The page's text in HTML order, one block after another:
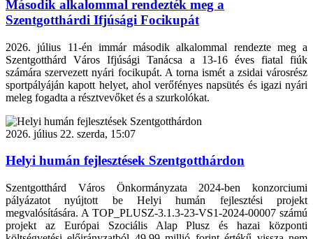
Második alkalommal rendezték meg a
Szentgotthárdi Ifjúsági Focikupát
2026. július 11-én immár második alkalommal rendezte meg a
Szentgotthárd Város Ifjúsági Tanácsa a 13-16 éves fiatal fiúk
számára szervezett nyári focikupát. A torna ismét a zsidai városrész
sportpályáján kapott helyet, ahol verőfényes napsütés és igazi nyári
meleg fogadta a résztvevőket és a szurkolókat.
2026. július 22. szerda, 15:07
Helyi humán fejlesztések Szentgotthárdon
Szentgotthárd Város Önkormányzata 2024-ben konzorciumi
pályázatot nyújtott be Helyi humán fejlesztési projekt
megvalósítására. A TOP_PLUSZ-3.1.3-23-VS1-2024-00007 számú
projekt az Európai Szociális Alap Plusz és hazai központi